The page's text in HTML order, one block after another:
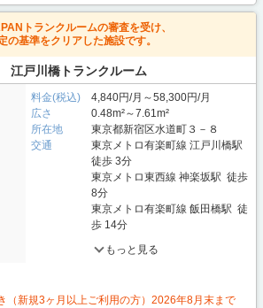
トランクルームの審査を受け、
の基準をクリアした施設です。
江戸川橋トランクルーム
料金(税込)
4,840円/月～58,300円/月
広さ
0.48m²～7.61m²
所在地
東京都新宿区水道町３－８
交通
東京メトロ有楽町線 江戸川橋駅
徒歩 3分
東京メトロ東西線 神楽坂駅 徒歩
8分
東京メトロ有楽町線 飯田橋駅 徒
歩 14分
もっと見る
（新規3ヶ月以上ご利用の方）2026年8月末まで